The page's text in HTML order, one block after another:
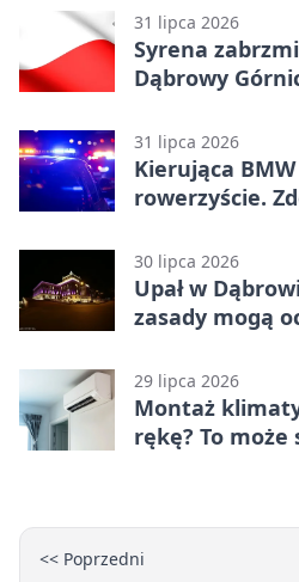
31 lipca 2026
Syrena
Dąbrowy
31 lipca 2026
Kierująca
rowerzyście.
30 lipca 2026
Upał w
zasady mogą
29 lipca 2026
Montaż
rękę? To może
<< Poprzedni